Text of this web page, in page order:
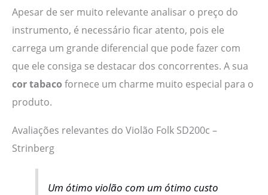
Apesar de ser muito relevante analisar o preço do
instrumento, é necessário ficar atento, pois ele
carrega um grande diferencial que pode fazer com
que ele consiga se destacar dos concorrentes. A sua
cor tabaco fornece um charme muito especial para o
produto.
Avaliações relevantes do Violão Folk SD200c –
Strinberg
Um ótimo violão com um ótimo custo